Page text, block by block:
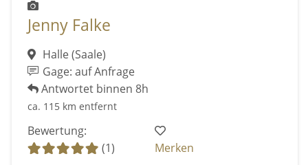
Jenny Falke
Halle (Saale)
Gage: auf Anfrage
Antwortet binnen 8h
ca. 115 km entfernt
Bewertung:
(1)
Merken